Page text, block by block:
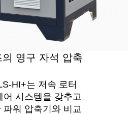
영구 자석 압축
HI+는 저속 로터
어 시스템을 갖추고
파워 압축기와 비교